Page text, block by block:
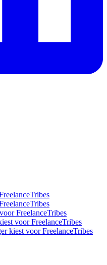
FreelanceTribes
voor FreelanceTribes
kiest voor FreelanceTribes